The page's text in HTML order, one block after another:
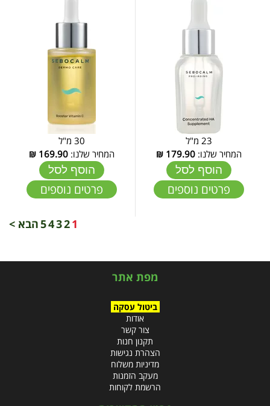
23 מ"ל
המחיר שלנו: 179.90
₪
הוסף לסל
פרטים נוספים
30 מ"ל
המחיר שלנו:169.90
₪
הוסף לסל
פרטים נוספים
1
2
3
4
5הבא >
מפת אתר
ביטול עסקה
אודות
צור קשר
תקנון חנות
הצהרת נגישות
מדיניות משלוח
מעקב הזמנות
הרשמת לקוחות